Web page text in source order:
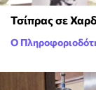
Τσίπρας σε
Ο